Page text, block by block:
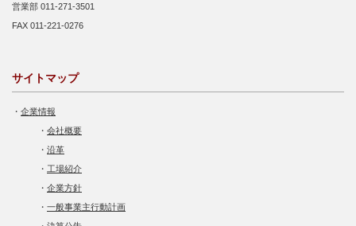
営業部 011-271-3501
FAX 011-221-0276
サイトマップ
・ 企業情報
・ 会社概要
・ 沿革
・ 工場紹介
・ 企業方針
・ 一般事業主行動計画